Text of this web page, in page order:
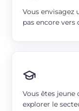
Vous envisagez
pas encore
Vous êtes
explorer le